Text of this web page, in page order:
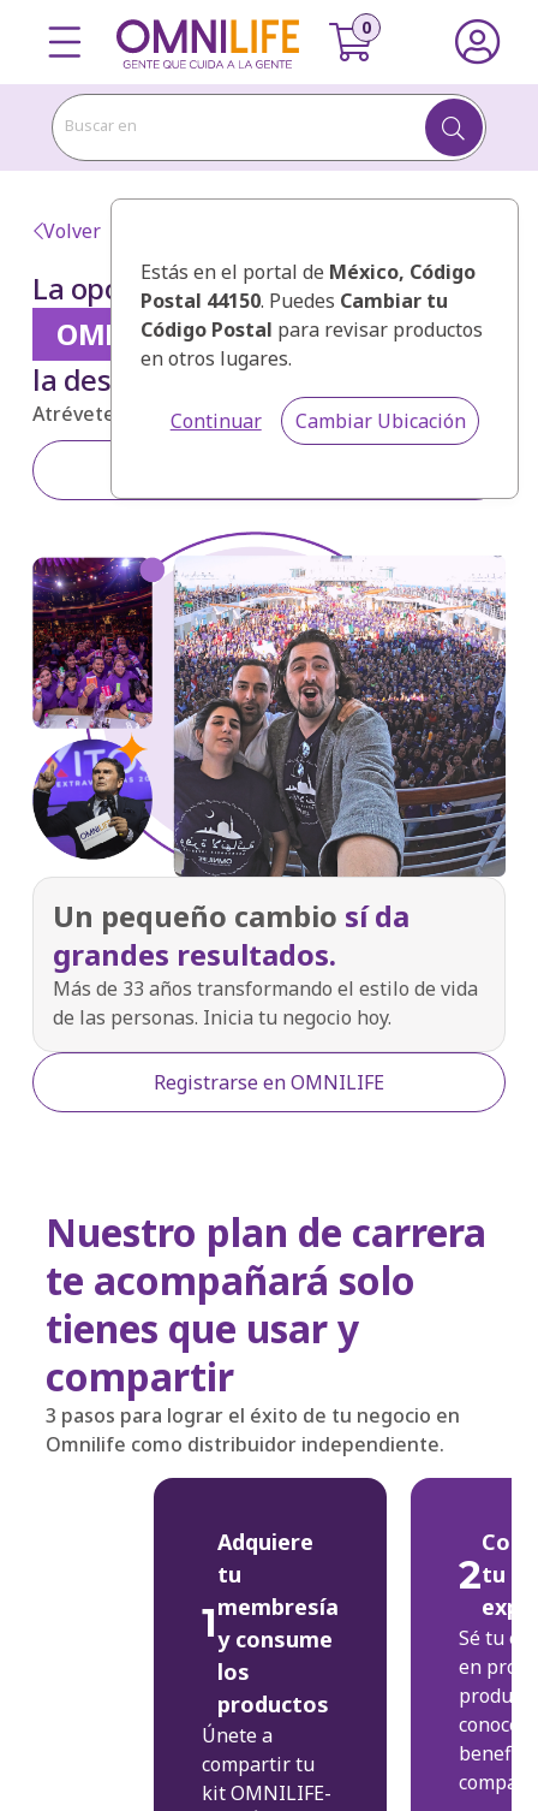
Buscar en
Estás en el portal de México, Código
Postal 44150. Puedes Cambiar tu
Código Postal para revisar productos
en otros lugares.
Continuar Cambiar Ubicación
Volver
La oportunidad es
OMNILIFE
la desición es tuya
Atrévete a transformar tu estilo de vida.
Un pequeño cambio sí da
grandes resultados.
Más de 33 años transformando el estilo de vida
de las personas. Inicia tu negocio hoy.
Registrarse en OMNILIFE
Nuestro plan de carrera
te acompañará solo
tienes que usar y
compartir
3 pasos para lograr el éxito de tu negocio en
Omnilife como distribuidor independiente.
1
Adquiere
tu
membresía
y consume
los
productos
Únete a
compartir tu
kit OMNILIFE-
2tu
Sé tu el
en
conocer